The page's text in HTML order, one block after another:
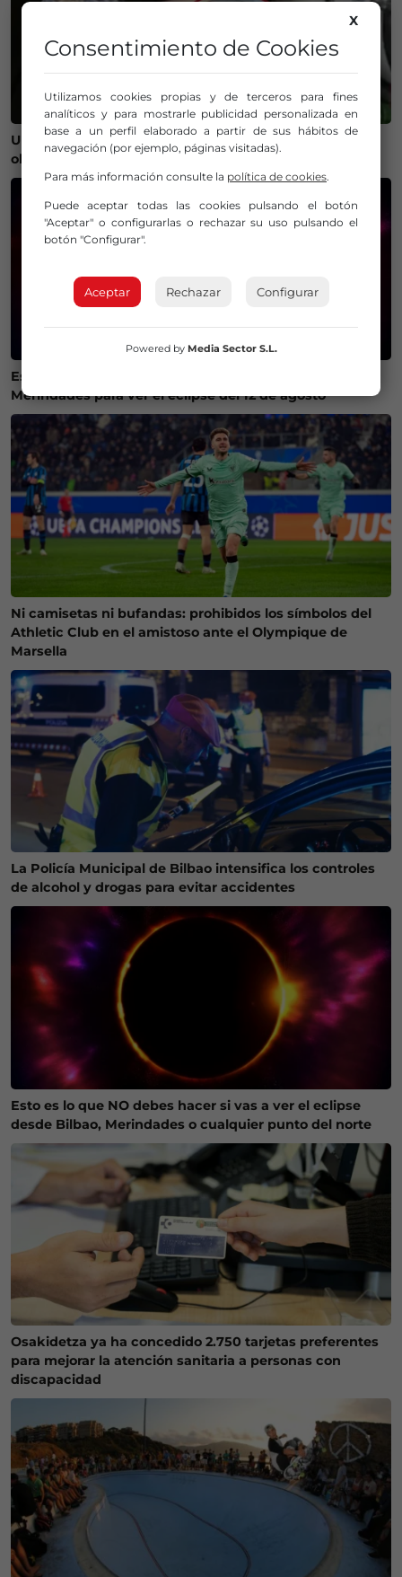
Un bilbaíno invierte 100.000 euros en crear un
observatorio que será protagonista del eclipse
Estos son los mejores lugares de Bizkaia y Las
Merindades para ver el eclipse del 12 de agosto
Ni camisetas ni bufandas: prohibidos los símbolos del
Athletic Club en el amistoso ante el Olympique de
Marsella
La Policía Municipal de Bilbao intensifica los controles
de alcohol y drogas para evitar accidentes
Esto es lo que NO debes hacer si vas a ver el eclipse
desde Bilbao, Merindades o cualquier punto del norte
Osakidetza ya ha concedido 2.750 tarjetas preferentes
para mejorar la atención sanitaria a personas con
discapacidad
X
Consentimiento de Cookies
Utilizamos cookies propias y de terceros para fines
analíticos y para mostrarle publicidad personalizada en
base a un perfil elaborado a partir de sus hábitos de
navegación (por ejemplo, páginas visitadas).
Para más información consulte la política de cookies.
Puede aceptar todas las cookies pulsando el botón
"Aceptar" o configurarlas o rechazar su uso pulsando el
botón "Configurar".
Aceptar Rechazar Configurar
Powered by Media Sector S.L.